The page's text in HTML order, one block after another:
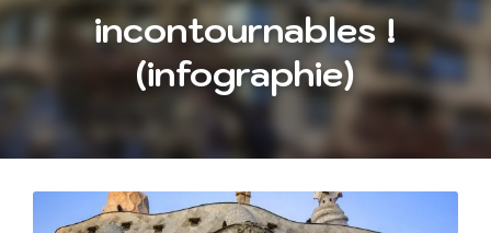
incontournables !
(infographie)